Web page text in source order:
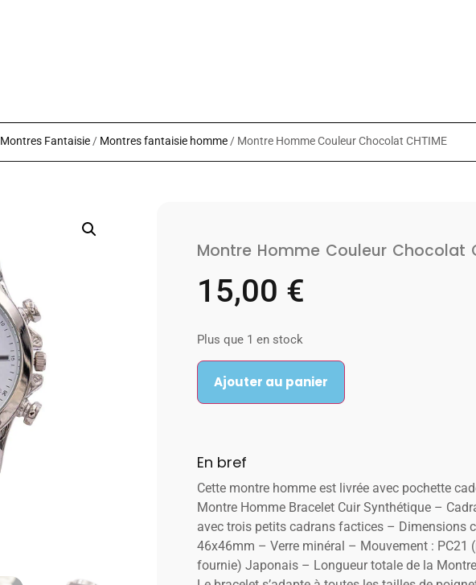
Montres Fantaisie / Montres fantaisie homme / Montre Homme Couleur Chocolat CHTIME
Montre Homme Couleur Chocolat
15,00 €
Plus que 1 en stock
Ajouter au panier
En bref
Cette montre homme est livrée avec pochette
Montre Homme Bracelet Cuir Synthétique –
avec trois petits cadrans factices – Dimensions
46x46mm – Verre minéral – Mouvement : PC21
fournie) Japonais – Longueur totale de la